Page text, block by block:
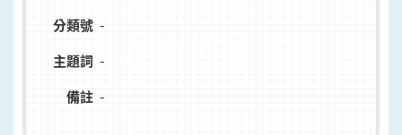
分類號 -
主題詞 -
備註 -